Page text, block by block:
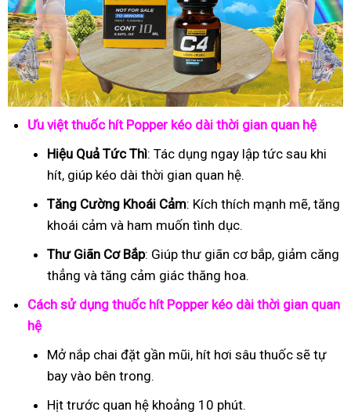
Ưu việt thuốc hít Popper kéo dài thời gian quan hệ
Hiệu Quả Tức Thì: Tác dụng ngay lập tức sau khi
hít, giúp kéo dài thời gian quan hệ.
Tăng Cường Khoái Cảm: Kích thích mạnh mẽ, tăng
khoái cảm và ham muốn tình dục.
Thư Giãn Cơ Bắp: Giúp thư giãn cơ bắp, giảm căng
thẳng và tăng cảm giác thăng hoa.
Cách sử dụng thuốc hít Popper kéo dài thời gian quan
hệ
Mở nắp chai đặt gần mũi, hít hơi sâu thuốc sẽ tự
bay vào bên trong.
Hịt trước quan hệ khoảng 10 phút.